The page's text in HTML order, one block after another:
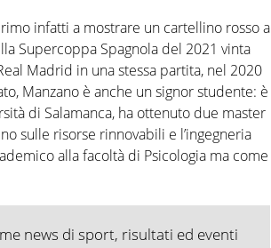
infatti a mostrare un cartellino rosso a
Supercoppa Spagnola del 2021 vinta
Madrid in una stessa partita, nel 2020
Manzano è anche un signor studente: è
di Salamanca, ha ottenuto due master
sulle risorse rinnovabili e l’ingegneria
alla facoltà di Psicologia ma come
news di sport, risultati ed eventi